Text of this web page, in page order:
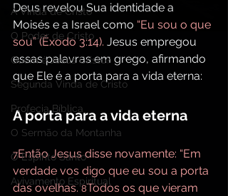
A Vinda de Cristo
O Poder de Cristo
Quem é Jesus Cristo?
Segunda Vinda de Cristo
Profecia Bíblica
O Sermão da Montanha
O Espírito Santo
Avivamento Espiritual
Deus revelou Sua identidade a
Moisés e a Israel como “Eu sou o que
sou” (Êxodo 3:14). Jesus empregou
essas palavras em grego, afirmando
que Ele é a porta para a vida eterna:
A porta para a vida eterna
7Então Jesus disse novamente: “Em
verdade vos digo que eu sou a porta
das ovelhas. 8Todos os que vieram